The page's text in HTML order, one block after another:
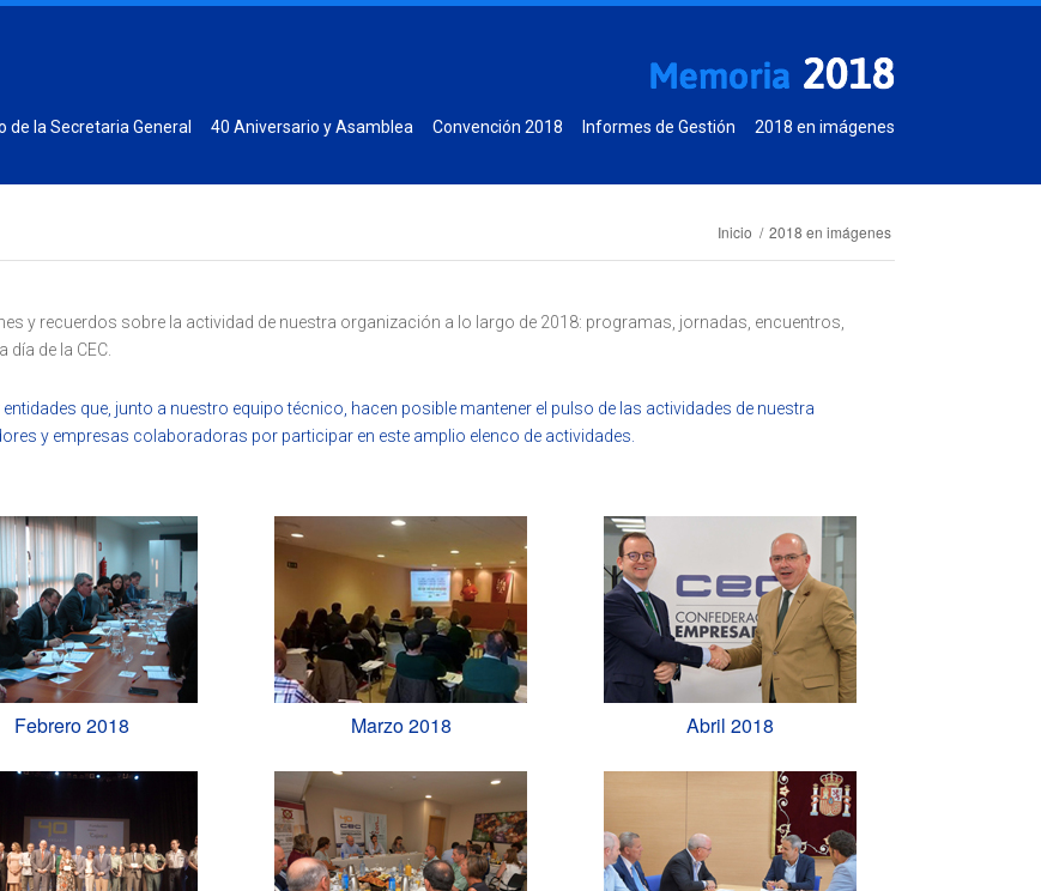
de la Secretaria General 40 Aniversario y Asamblea Convención 2018 Informes de Gestión 2018 en imágenes
Inicio / 2018 en imágenes
y recuerdos sobre la actividad de nuestra organización a lo largo de 2018: programas, jornadas, encuentros,
de la CEC.
que, junto a nuestro equipo técnico, hacen posible mantener el pulso de las actividades de nuestra
y empresas colaboradoras por participar en este amplio elenco de actividades.
Febrero 2018 Marzo 2018 Abril 2018